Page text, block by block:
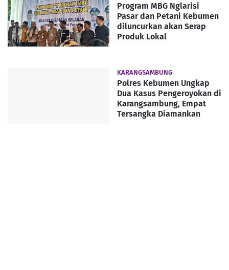
Program MBG Nglarisi
Pasar dan Petani Kebumen
diluncurkan akan Serap
Produk Lokal
KARANGSAMBUNG
Polres Kebumen Ungkap
Dua Kasus Pengeroyokan di
Karangsambung, Empat
Tersangka Diamankan